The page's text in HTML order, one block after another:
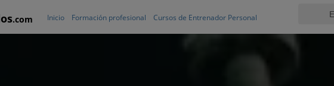
.com Inicio Formación profesional Cursos de Entrenador Personal